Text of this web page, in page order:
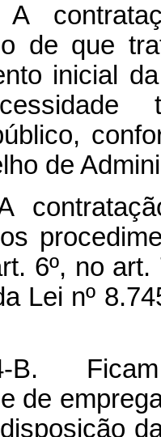
de que
inicial
de
6º, no art.
Lei nº
B.
de